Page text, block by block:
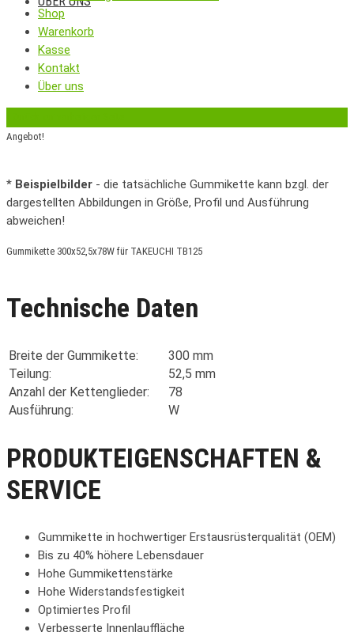
Shop
Warenkorb
Kasse
Kontakt
Über uns
Angebot!
* Beispielbilder - die tatsächliche Gummikette kann bzgl. der
dargestellten Abbildungen in Größe, Profil und Ausführung
abweichen!
Gummikette 300x52,5x78W für TAKEUCHI TB125
Technische Daten
Breite der Gummikette:
300 mm
Teilung:
52,5 mm
Anzahl der Kettenglieder:
78
Ausführung:
W
PRODUKTEIGENSCHAFTEN &
SERVICE
Gummikette in hochwertiger Erstausrüsterqualität (OEM)
Bis zu 40% höhere Lebensdauer
Hohe Gummikettenstärke
Hohe Widerstandsfestigkeit
Optimiertes Profil
Verbesserte Innenlauffläche